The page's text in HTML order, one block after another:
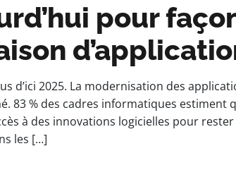
pour
d’ici 2025. La modernisation des
83 % des cadres informatiques estiment
à des innovations logicielles pour
les […]